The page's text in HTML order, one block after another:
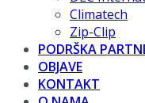
Climatech
Zip-Clip
PODRŠKA
OBJAVE
KONTAKT